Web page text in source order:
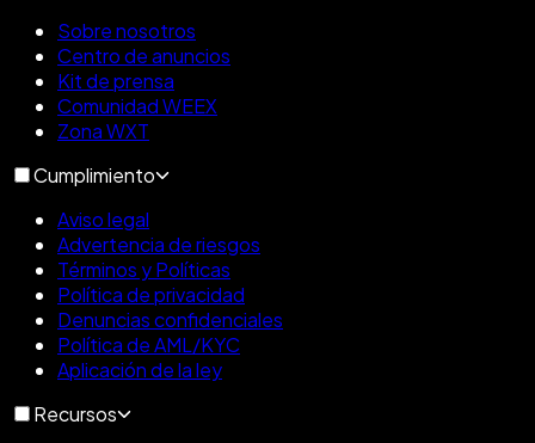
Sobre nosotros
Centro de anuncios
Kit de prensa
Comunidad WEEX
Zona WXT
Cumplimiento
Aviso legal
Advertencia de riesgos
Términos y Políticas
Política de privacidad
Denuncias confidenciales
Política de AML/KYC
Aplicación de la ley
Recursos